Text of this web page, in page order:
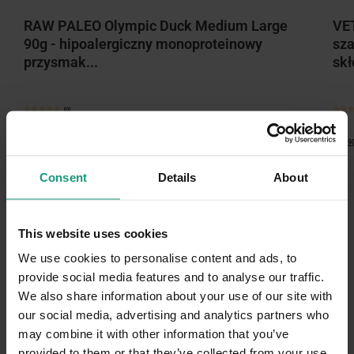
Consent Details About
This website uses cookies
We use cookies to personalise content and ads, to
provide social media features and to analyse our traffic.
We also share information about your use of our site with
our social media, advertising and analytics partners who
may combine it with other information that you’ve
RAW PALEO Olympic Duck Medium Large
90g - hipoalergiczny monoproteinowy
przysmak...
(0)
49,
Najnowsze posty